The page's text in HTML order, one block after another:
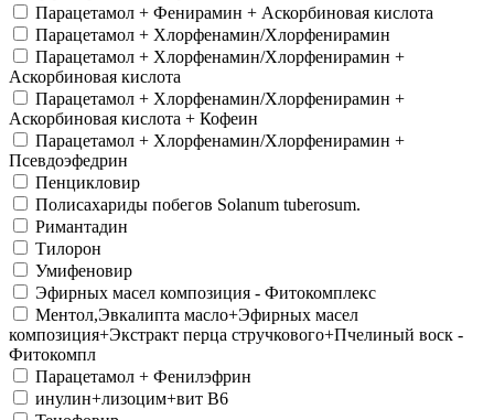
Парацетамол + Фенирамин + Аскорбиновая кислота
Парацетамол + Хлорфенамин/Хлорфенирамин
Парацетамол + Хлорфенамин/Хлорфенирамин +
Аскорбиновая кислота
Парацетамол + Хлорфенамин/Хлорфенирамин +
Аскорбиновая кислота + Кофеин
Парацетамол + Хлорфенамин/Хлорфенирамин +
Псевдоэфедрин
Пенцикловир
Полисахариды побегов Solanum tuberosum.
Римантадин
Тилорон
Умифеновир
Эфирных масел композиция - Фитокомплекс
Ментол,Эвкалипта масло+Эфирных масел
композиция+Экстракт перца стручкового+Пчелиный воск -
Фитокомпл
Парацетамол + Фенилэфрин
инулин+лизоцим+вит В6